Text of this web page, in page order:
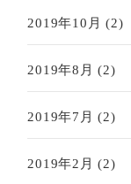
2019年10月 (2)
2019年8月 (2)
2019年7月 (2)
2019年2月 (2)